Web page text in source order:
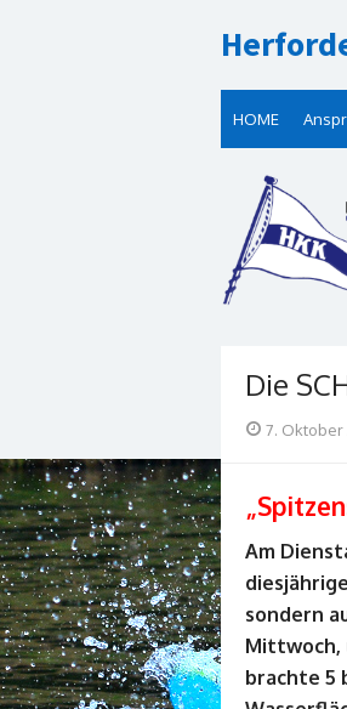
to
HOME
Die
Posted
7. Oktober
Am
sondern
Mittwoch,
brachte 5